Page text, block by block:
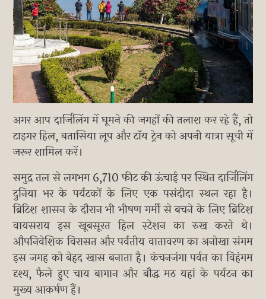
अगर आप दार्जिलिंग में घूमने की जगहों की तलाश कर रहे हैं, तो
टाइगर हिल, बतासिया लूप और टॉय ट्रेन को अपनी यात्रा सूची में
जरूर शामिल करें।
समुद्र तल से लगभग 6,710 फीट की ऊंचाई पर स्थित दार्जिलिंग
दुनिया भर के पर्यटकों के लिए एक पसंदीदा स्थल रहा है।
ब्रिटिश शासन के दौरान भी भीषण गर्मी से बचने के लिए ब्रिटिश
वायसराय इस खूबसूरत हिल स्टेशन का रुख करते थे।
औपनिवेशिक विरासत और पर्वतीय वातावरण का अनोखा संगम
इस जगह को बेहद खास बनाता है। कंचनजंगा पर्वत का विहंगम
दृश्य, फैले हुए चाय बागान और बौद्ध मठ यहां के पर्यटन का
मुख्य आकर्षण हैं।